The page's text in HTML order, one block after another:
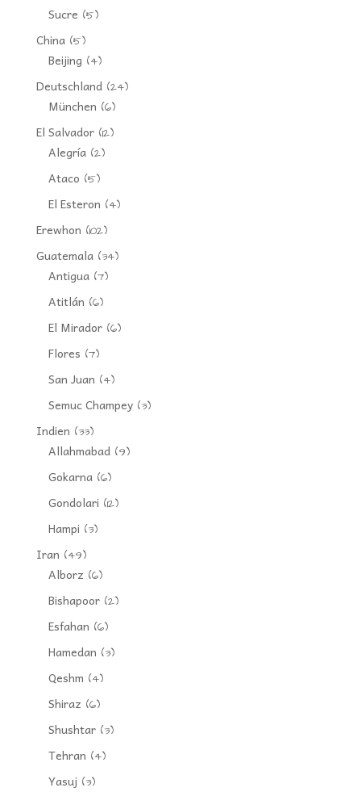
Sucre (5)
China(5)
Beijing (4)
Deutschland(24)
München (6)
El Salvador(12)
Alegría(2)
Ataco (5)
El Esteron (4)
Erewhon (102)
Guatemala(34)
Antigua(7)
Atitlán (6)
El Mirador(6)
Flores (7)
San Juan (4)
Semuc Champey(3)
Indien (33)
Allahmabad(9)
Gokarna(6)
Gondolari (12)
Hampi (3)
Iran (49)
Alborz (6)
Bishapoor(2)
Esfahan (6)
Hamedan (3)
Qeshm (4)
Shiraz (6)
Shushtar(3)
Tehran (4)
Yasuj (3)